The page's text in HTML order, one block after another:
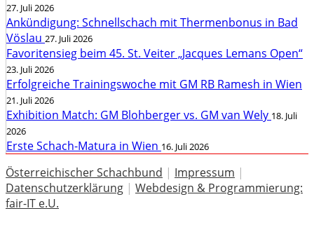
27. Juli 2026
Ankündigung: Schnellschach mit Thermenbonus in Bad
Vöslau 27. Juli 2026
Favoritensieg beim 45. St. Veiter „Jacques Lemans Open“
23. Juli 2026
Erfolgreiche Trainingswoche mit GM RB Ramesh in Wien
21. Juli 2026
Exhibition Match: GM Blohberger vs. GM van Wely 18. Juli
2026
Erste Schach-Matura in Wien 16. Juli 2026
Österreichischer Schachbund | Impressum |
Datenschutzerklärung | Webdesign & Programmierung:
fair-IT e.U.